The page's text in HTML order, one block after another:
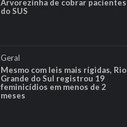
Arvorezinha de cobrar pacientes
do SUS
Geral
Mesmo com leis mais rígidas, Rio
Grande do Sul registrou 19
feminicídios em menos de 2
meses